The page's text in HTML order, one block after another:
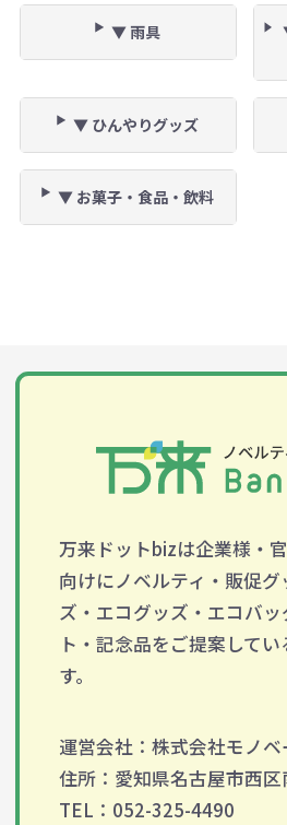
▼ 雨具
▼ ひんやりグッズ
▼ お菓子・食品・飲料
万来ドットbizは企業様・
向けにノベルティ・販促
ズ・エコグッズ・エコバ
ト・記念品をご提案して
す。
運営会社：株式会社モノベ
住所：愛知県名古屋市西
TEL：052-325-4490